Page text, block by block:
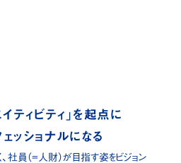
ティビティ」を起点に
ッショナルになる
社員（=人財）が目指す姿をビジョン